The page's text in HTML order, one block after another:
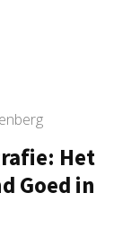
Het
Goed in